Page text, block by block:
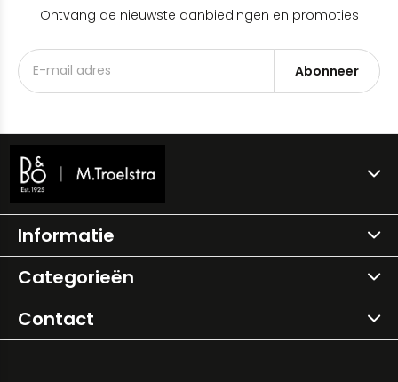
Ontvang de nieuwste aanbiedingen en promoties
Abonneer
Informatie
Categorieën
Contact